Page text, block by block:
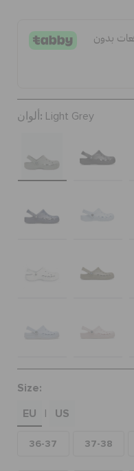
ألوان: Light Grey
Size:
EU
US
36-37 37-38